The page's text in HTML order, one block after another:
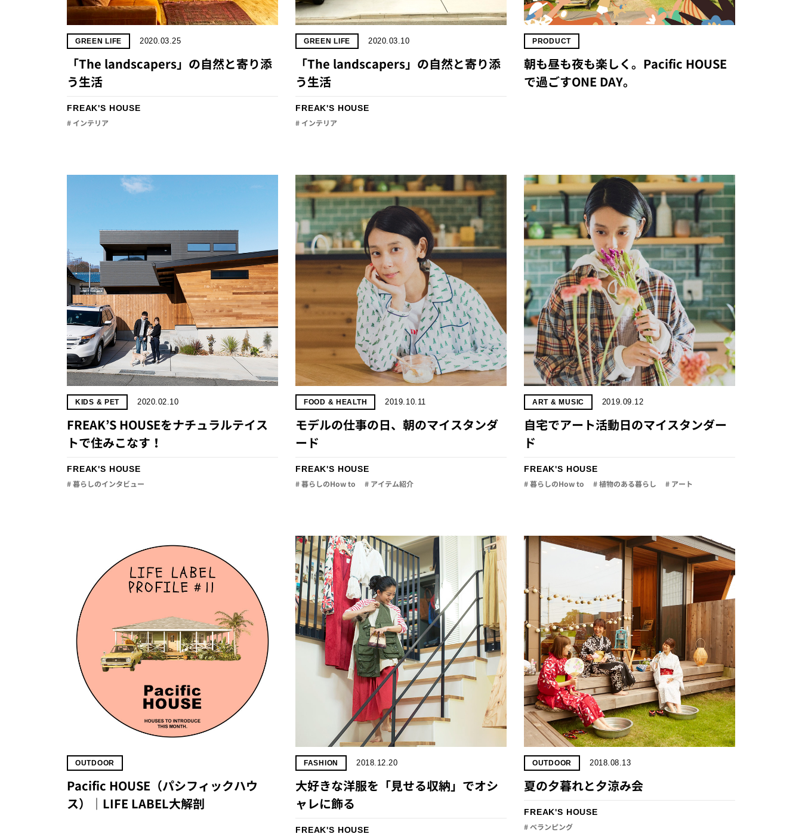
GREEN LIFE 2020.03.25
「The landscapers」の自然と寄り添
う生活
FREAK'S HOUSE
# インテリア
GREEN LIFE 2020.03.10
「The landscapers」の自然と寄り添
う生活
FREAK'S HOUSE
# インテリア
PRODUCT
朝も昼も夜も楽しく。Pacific HOUSE
で過ごすONE DAY。
KIDS & PET 2020.02.10
FREAK’S HOUSEをナチュラルテイス
トで住みこなす！
FREAK'S HOUSE
# 暮らしのインタビュー
FOOD & HEALTH 2019.10.11
モデルの仕事の日、朝のマイスタンダ
ード
FREAK'S HOUSE
# 暮らしのHow to # アイテム紹介
ART & MUSIC 2019.09.12
自宅でアート活動日のマイスタンダー
ド
FREAK'S HOUSE
# 暮らしのHow to # 植物のある暮らし # アート
OUTDOOR
Pacific HOUSE（パシフィックハウ
ス）｜LIFE LABEL大解剖
FASHION 2018.12.20
大好きな洋服を「見せる収納」でオシ
ャレに飾る
FREAK'S HOUSE
OUTDOOR 2018.08.13
夏の夕暮れと夕涼み会
FREAK'S HOUSE
# ベランピング